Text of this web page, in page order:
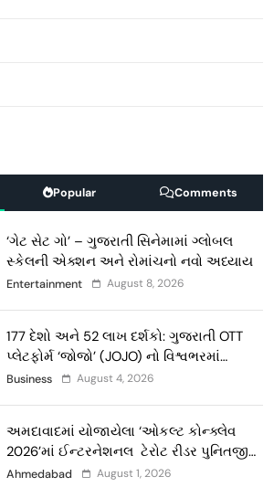
Popular Comments
‘ગેટ સેટ ગો’ – ગુજરાતી સિનેમામાં ગ્લોબલ
સ્કેલની એક્શન અને રોમાંચનો નવો અધ્યાય
Entertainment August 8, 2026
177 દેશો અને 52 લાખ દર્શકો: ગુજરાતી OTT
પ્લેટફોર્મ ‘જોજો’ (JOJO) નો વિશ્વભરમાં
દબદબો
Business August 4, 2026
અમદાવાદમાં યોજાયેલા ‘ઓકલ્ટ કોન્ક્લેવ
2026’માં ઈન્ટરનેશનલ ટેરોટ રીડર પુનિતજી
લુલ્લા એ ટેરોટ કાર્ડ રીડિંગ અંગે માહિતી આપી
Ahmedabad August 1, 2026